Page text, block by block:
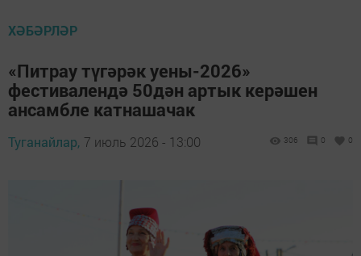
ХӘБӘРЛӘР
«Питрау түгәрәк уены-2026»
фестивалендә 50дән артык керәшен
ансамбле катнашачак
Туганайлар, 7 июль 2026 - 13:00 306 0 0